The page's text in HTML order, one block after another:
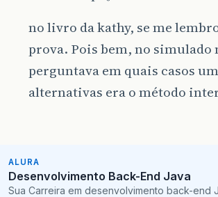
no livro da kathy, se me
prova. Pois bem, no simulado
perguntava em quais casos
alternativas era o método
ALURA
Desenvolvimento Back-End Java
Sua Carreira em desenvolvimento back-end